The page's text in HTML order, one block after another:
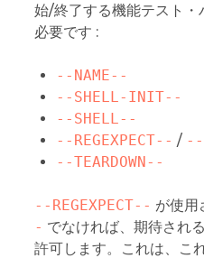
始/終了する機能テスト
必要です :
--NAME--
--SHELL-INIT--
--SHELL--
--REGEXPECT-- / --
--TEARDOWN--
--REGEXPECT-- が使用
- でなければ、期待され
許可します。これは、こ